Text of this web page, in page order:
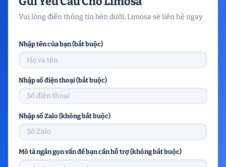
Vui lòng điền thông tin bên dưới, Limosa sẽ liên hệ ngay.
Nhập tên của bạn (bắt buộc)
Nhập số điện thoại (bắt buộc)
Nhập số Zalo (không bắt buộc)
Mô tả ngắn gọn vấn đề bạn cần hỗ trợ (không bắt buộc)